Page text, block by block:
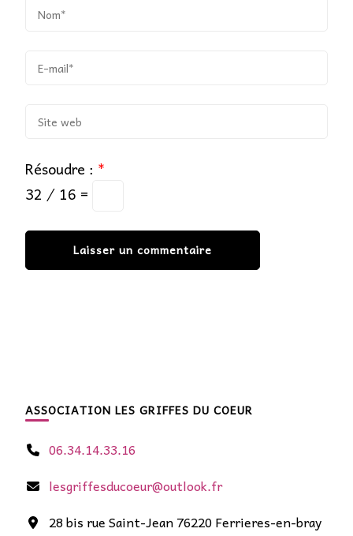
Résoudre : *
32 ⁄ 16 =
ASSOCIATION LES GRIFFES DU COEUR
06.34.14.33.16
lesgriffesducoeur@outlook.fr
28 bis rue Saint-Jean 76220 Ferrieres-en-bray